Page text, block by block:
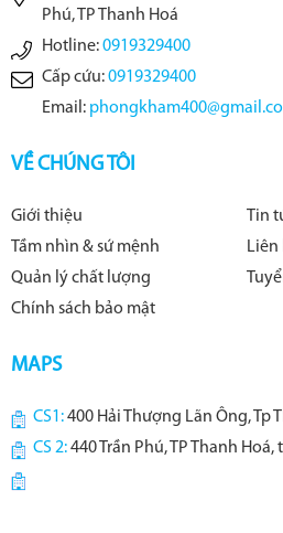
Phú, TP Thanh Hoá
Hotline:0919329400
Cấp cứu:0919329400
Email:
VỀ CHÚNG TÔI
Giới thiệu
Tin
Tầm nhìn & sứ mệnh
Liên
Quản lý chất lượng
Chính sách bảo mật
MAPS
CS1:400 Hải Thượng Lãn Ông, Tp
CS 2:440 Trần Phú, TP Thanh